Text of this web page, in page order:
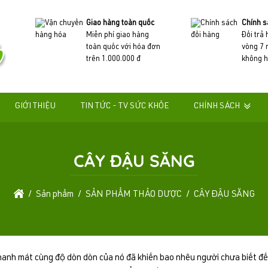
Giao hàng toàn quốc
Miễn phí giao hàng
toàn quốc với hóa đơn
trên 1.000.000 đ
Chính
Đổi trả
vòng 7
không
GIỚI THIỆU TIN TỨC - TV SỨC KHỎE CHÍNH SÁCH
CÂY ĐẬU SĂNG
Sản phẩm SẢN PHẨM THẢO DƯỢC CÂY ĐẬU SĂNG
mát cùng độ dòn dòn của nó đã khiến bao nhêu người chưa biết